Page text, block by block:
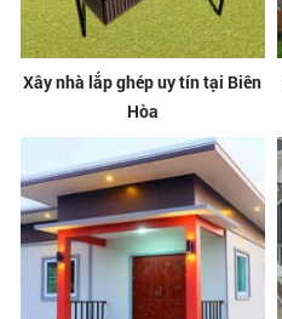
Xây nhà lắp ghép uy tín tại Biên
Hòa